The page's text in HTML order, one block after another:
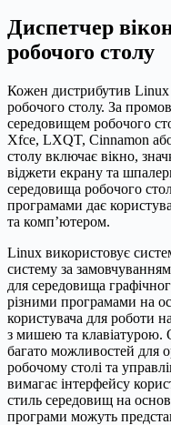
Диспетчер
робочого столу
Кожен дистрибутив Linux
робочого столу. За
середовищем робочого
Xfce, LXQT, Cinnamon
столу включає вікно,
віджети екрану та
середовища робочого
програмами дає
та комп’ютером.
Linux використовує
систему за
для середовища
різними програмами на
користувача для роботи
з мишею та клавіатурою.
багато можливостей для
робочому столі та
вимагає інтерфейсу
стиль середовищ на
програми можуть